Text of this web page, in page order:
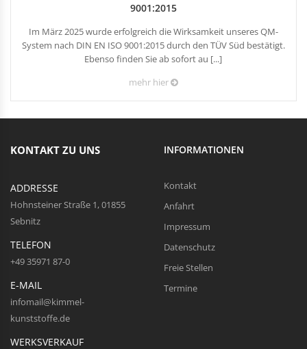
9001:2015
Im März 2025 wurde erfolgreich die Wirksamkeit unseres QM-
System nach DIN EN ISO 9001:2015 durch den TÜV Süd bestätigt.
Ebenso finden Sie ab sofort au [...]
mehr hier
KONTAKT ZU UNS
ADDRESSE
Hohnsteiner Straße 1, 01855
Sebnitz
TELEFON
+49 35971 87-0
E-MAIL
infomail@kimmel-
kunststoffe.de
WERKSVERKAUF
INFORMATIONEN
Kontakt
Anfahrt
Impressum
Datenschutz
Freie Stellen
Termine